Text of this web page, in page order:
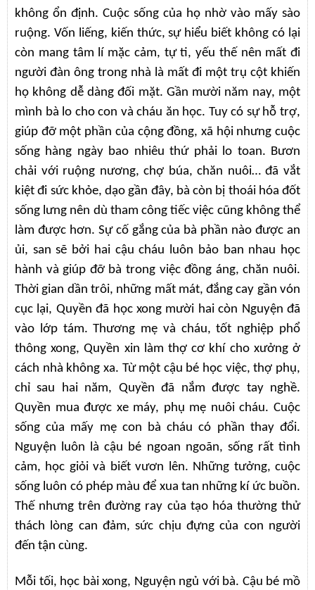
không ổn định. Cuộc sống của họ nhờ vào mấy sào
ruộng. Vốn liếng, kiến thức, sự hiểu biết không có lại
còn mang tâm lí mặc cảm, tự ti, yếu thế nên mất đi
người đàn ông trong nhà là mất đi một trụ cột khiến
họ không dễ dàng đối mặt. Gần mười năm nay, một
mình bà lo cho con và cháu ăn học. Tuy có sự hỗ trợ,
giúp đỡ một phần của cộng đồng, xã hội nhưng cuộc
sống hàng ngày bao nhiêu thứ phải lo toan. Bươn
chải với ruộng nương, chợ búa, chăn nuôi… đã vắt
kiệt đi sức khỏe, dạo gần đây, bà còn bị thoái hóa đốt
sống lưng nên dù tham công tiếc việc cũng không thể
làm được hơn. Sự cố gắng của bà phần nào được an
ủi, san sẽ bởi hai cậu cháu luôn bảo ban nhau học
hành và giúp đỡ bà trong việc đồng áng, chăn nuôi.
Thời gian dần trôi, những mất mát, đắng cay gần vón
cục lại, Quyền đã học xong mười hai còn Nguyện đã
vào lớp tám. Thương mẹ và cháu, tốt nghiệp phổ
thông xong, Quyền xin làm thợ cơ khí cho xưởng ở
cách nhà không xa. Từ một cậu bé học việc, thợ phụ,
chỉ sau hai năm, Quyền đã nắm được tay nghề.
Quyền mua được xe máy, phụ mẹ nuôi cháu. Cuộc
sống của mấy mẹ con bà cháu có phần thay đổi.
Nguyện luôn là cậu bé ngoan ngoãn, sống rất tình
cảm, học giỏi và biết vươn lên. Những tưởng, cuộc
sống luôn có phép màu để xua tan những kí ức buồn.
Thế nhưng trên đường ray của tạo hóa thường thử
thách lòng can đảm, sức chịu đựng của con người
đến tận cùng.
Mỗi tối, học bài xong, Nguyện ngủ với bà. Cậu bé mồ